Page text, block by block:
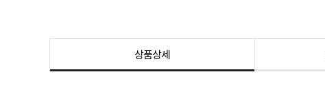
상품상세